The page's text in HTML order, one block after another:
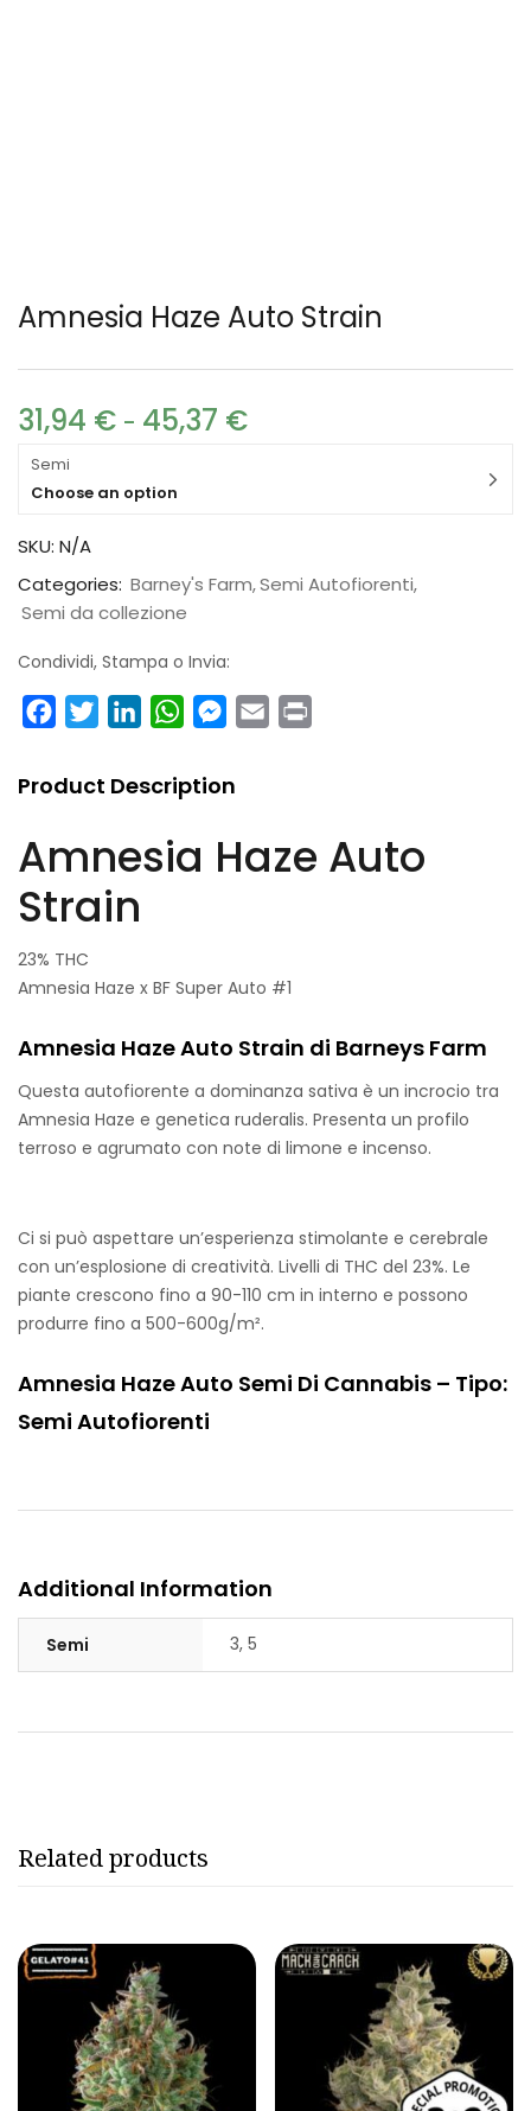
Amnesia Haze Auto Strain
31,94 € - 45,37 €
Semi
Choose an option
SKU: N/A
Categories: Barney's Farm Semi Autofiorenti
Semi da collezione
Condividi, Stampa o Invia:
FacebookTwitterLinkedInWhatsAppMessenger
Email
Product Description
Amnesia Haze Auto
Strain
23% THC
Amnesia Haze x BF Super Auto #1
Amnesia Haze Auto Strain di Barneys Farm
Questa autofiorente a dominanza sativa è un incrocio tra
Amnesia Haze e genetica ruderalis. Presenta un profilo
terroso e agrumato con note di limone e incenso.
Ci si può aspettare un’esperienza stimolante e cerebrale
con un’esplosione di creatività. Livelli di THC del 23%. Le
piante crescono fino a 90-110 cm in interno e possono
produrre fino a 500-600g/m².
Amnesia Haze Auto Semi Di Cannabis – Tipo:
Semi Autofiorenti
Additional Information
Semi 3, 5
Related products